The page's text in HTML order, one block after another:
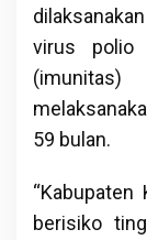
virus polio
59 bulan.
berisiko